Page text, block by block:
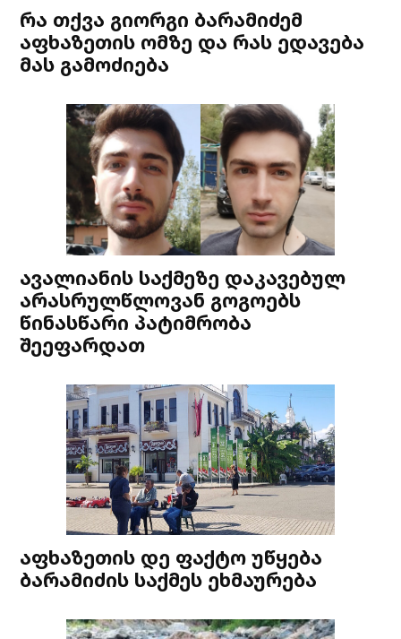
რა თქვა გიორგი ბარამიძემ
აფხაზეთის ომზე და რას ედავება
მას გამოძიება
ავალიანის საქმეზე დაკავებულ
არასრულწლოვან გოგოებს
წინასწარი პატიმრობა
შეეფარდათ
აფხაზეთის დე ფაქტო უწყება
ბარამიძის საქმეს ეხმაურება